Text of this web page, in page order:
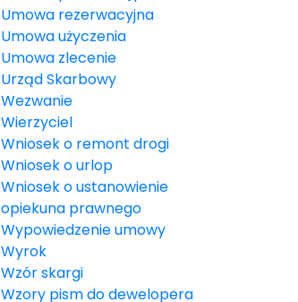
Umowa rezerwacyjna
Umowa użyczenia
Umowa zlecenie
Urząd Skarbowy
Wezwanie
Wierzyciel
Wniosek o remont drogi
Wniosek o urlop
Wniosek o ustanowienie
opiekuna prawnego
Wypowiedzenie umowy
Wyrok
Wzór skargi
Wzory pism do dewelopera